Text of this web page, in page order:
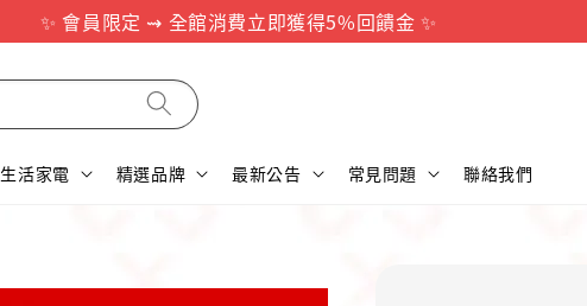
✨ 會員限定 ⇝ 全館消費立即獲得5%回饋金 ✨
生活家電 精選品牌 最新公告 常見問題 聯絡我們